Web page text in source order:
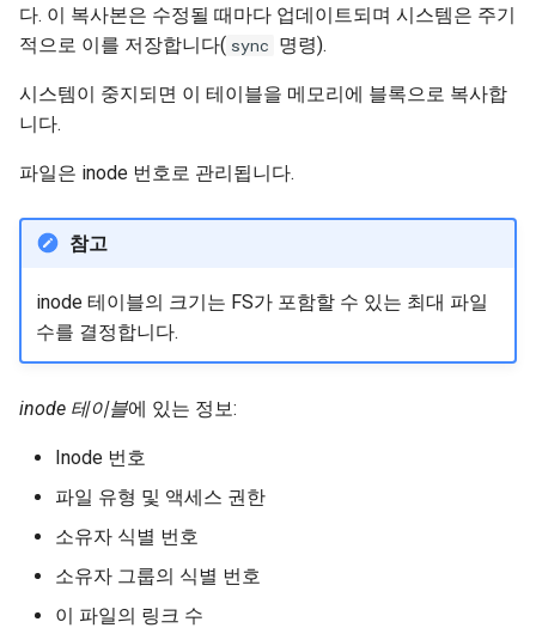
다. 이 복사본은 수정될 때마다 업데이트되며 시스템은 주기
적으로 이를 저장합니다( sync 명령).
시스템이 중지되면 이 테이블을 메모리에 블록으로 복사합
니다.
파일은 inode 번호로 관리됩니다.
참고
inode 테이블의 크기는 FS가 포함할 수 있는 최대 파일
수를 결정합니다.
inode 테이블에 있는 정보:
Inode 번호
파일 유형 및 액세스 권한
소유자 식별 번호
소유자 그룹의 식별 번호
이 파일의 링크 수